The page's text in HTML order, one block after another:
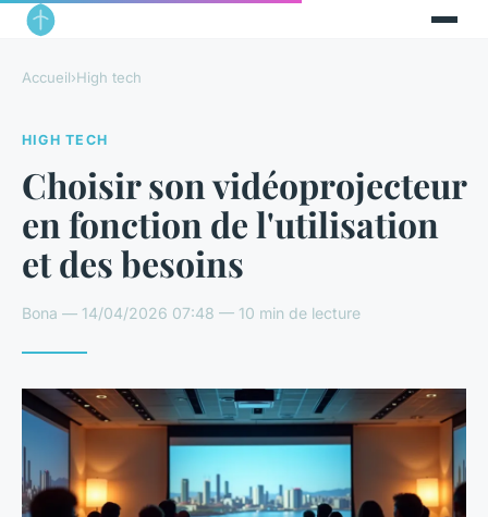
Accueil›High tech
HIGH TECH
Choisir son vidéoprojecteur
en fonction de l'utilisation
et des besoins
Bona — 14/04/2026 07:48 — 10 min de lecture